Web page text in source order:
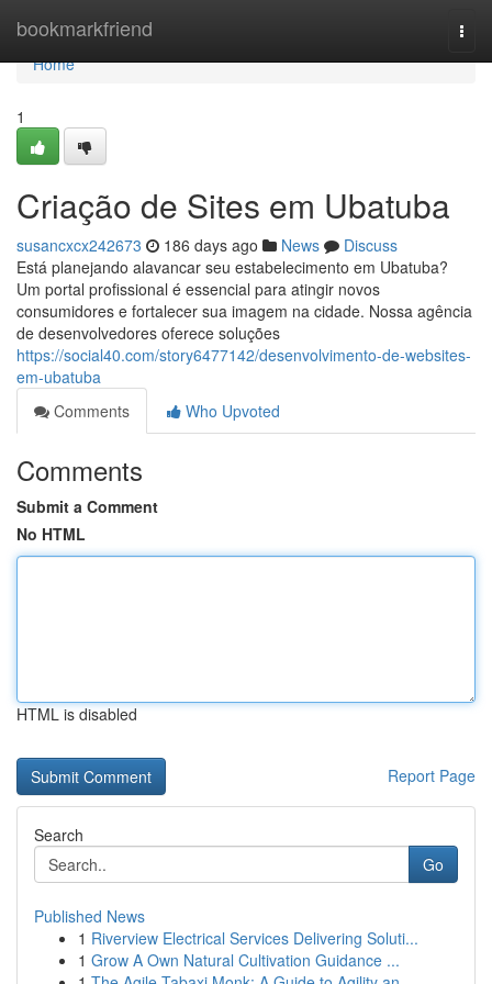
bookmarkfriend
Home
Home
1
Criação de Sites em Ubatuba
susancxcx242673 186 days ago News
Discuss
Está planejando alavancar seu estabelecimento em Ubatuba?
Um portal profissional é essencial para atingir novos
consumidores e fortalecer sua imagem na cidade. Nossa agência
de desenvolvedores oferece soluções
https://social40.com/story6477142/desenvolvimento-de-websites-
em-ubatuba
Comments
Who Upvoted
Comments
Submit a Comment
No HTML
HTML is disabled
Report Page
Search
Go
Published News
1 Riverview Electrical Services Delivering Soluti...
1 Grow A Own Natural Cultivation Guidance ...